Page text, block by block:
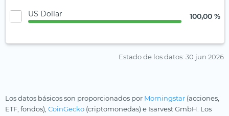
US Dollar 100,00 %
Estado de los datos: 30 jun 2026
Los datos básicos son proporcionados por Morningstar (acciones,
ETF, fondos), CoinGecko (criptomonedas) e Isarvest GmbH. Los